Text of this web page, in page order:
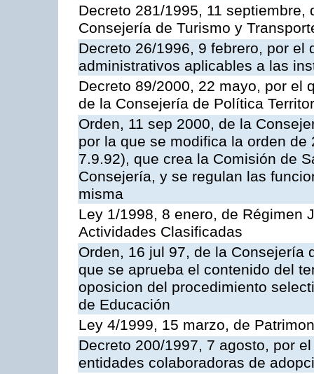
Decreto 281/1995, 11
Consejería de Turismo y
Decreto 26/1996, 9 febrero, por
administrativos aplicables a las
Decreto 89/2000, 22 mayo, por el
de la Consejería de Política
Orden, 11 sep 2000, de la
por la que se modifica la orden
7.9.92), que crea la Comisión de
Consejería, y se regulan las
misma
Ley 1/1998, 8 enero, de Régimen
Actividades Clasificadas
Orden, 16 jul 97, de la Consejería
que se aprueba el contenido del
oposicion del procedimiento
de Educación
Ley 4/1999, 15 marzo, de
Decreto 200/1997, 7 agosto, por
entidades colaboradoras de